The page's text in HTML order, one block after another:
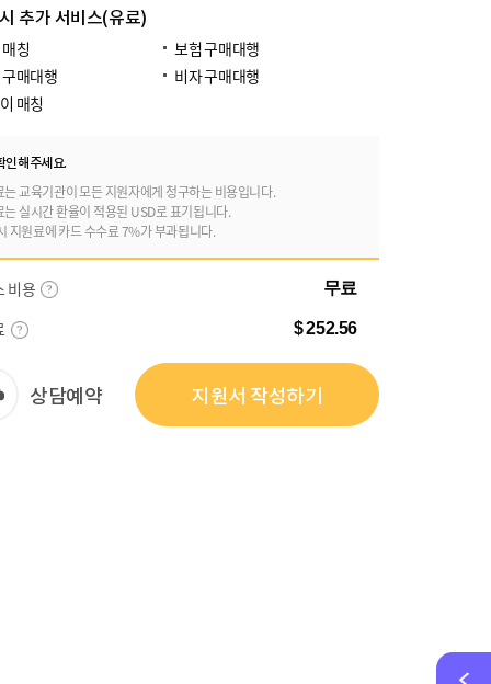
추가 서비스(유료)
칭
보험 구매대행
매대행
비자 구매대행
매칭
인해주세요.
교육기관이 모든 지원자에게 청구하는 비용입니다.
실시간 환율이 적용된 USD로 표기됩니다.
지원료에 카드 수수료 7%가 부과됩니다.
비용 무료
$ 252.56
상담예약 지원서 작성하기